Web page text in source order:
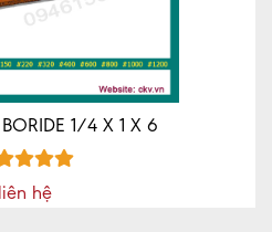
1/4 X 1 X 6
liên hệ